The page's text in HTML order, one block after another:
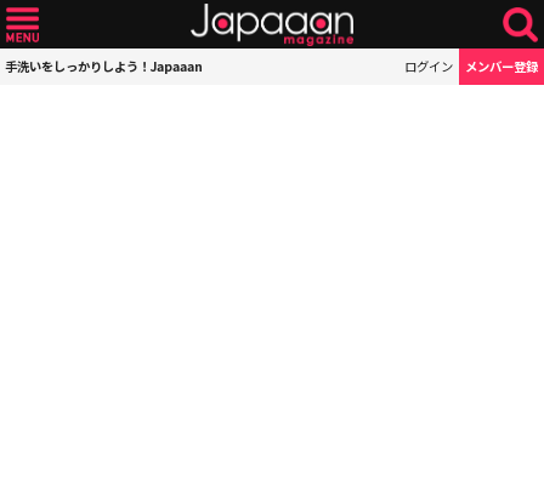
手洗いをしっかりしよう！Japaaan ログイン メンバー登録